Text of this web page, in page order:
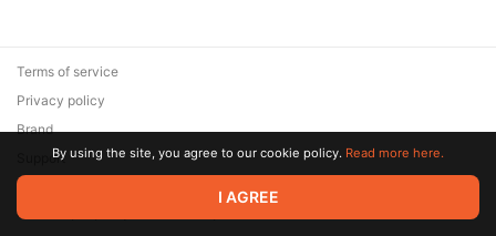
© 2026 Zaya Solutions Limited. All rights reserved. All trademarks
are the property of their respective owners.
Terms of service
Privacy policy
Brand
SupportBy using the site, you agree to our cookie policy. Read more here.
I AGREE